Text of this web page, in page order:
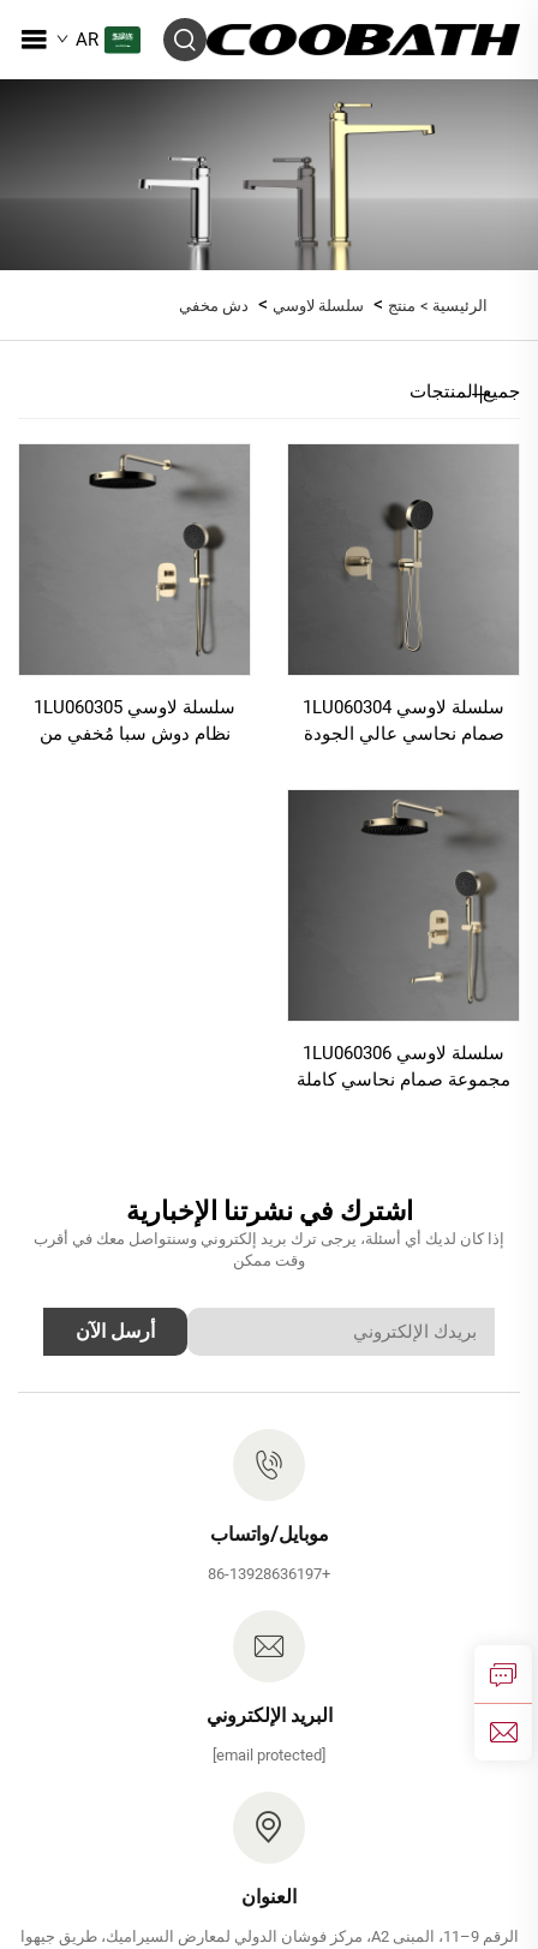
AR
الرئيسية > منتج > سلسلة لاوسي > دش مخفي
جميع المنتجات
سلسلة لاوسي 1LU060304
صمام نحاسي عالي الجودة
خلاط الحمام ذو النافورة بلون
الذهب
سلسلة لاوسي 1LU060305
نظام دوش سبا مُخفي من
سلسلة لاوسي 1LU060306
مجموعة صمام نحاسي كاملة
اشترك في نشرتنا الإخبارية
إذا كان لديك أي أسئلة، يرجى ترك بريد إلكتروني وسنتواصل معك في أقرب
وقت ممكن
أرسل الآن
موبايل/واتساب
+86-13928636197
البريد الإلكتروني
[email protected]
العنوان
الرقم 9–11، المبنى A2، مركز فوشان الدولي لمعارض السيراميك، طريق جيهوا